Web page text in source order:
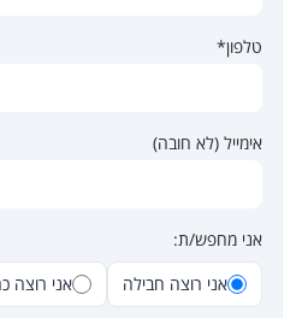
טלפון*
אימייל (לא חובה)
אני מחפש/ת:
אני רוצה חבילה
אני רוצה